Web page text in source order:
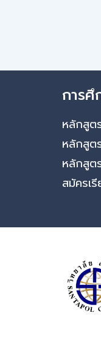
การศึ
หลักสู
หลักสูต
หลักสูต
สมัครเรี